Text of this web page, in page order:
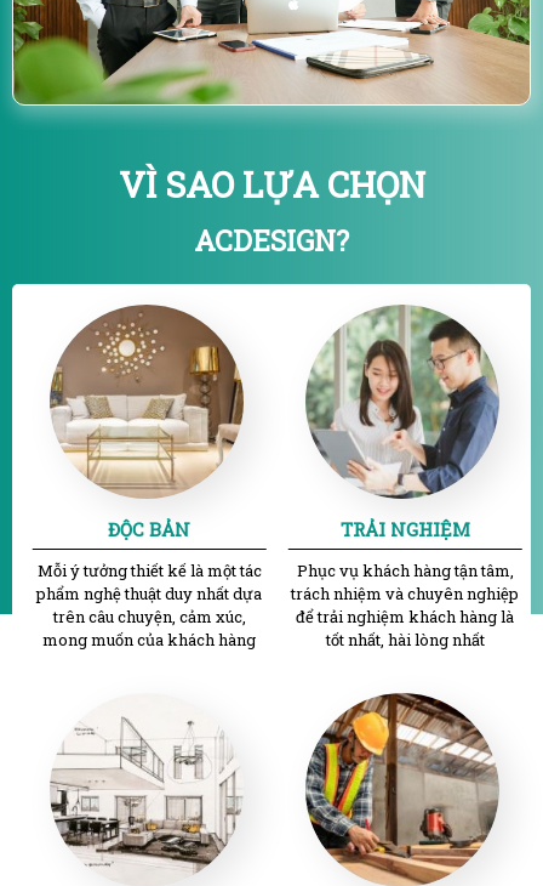
VÌ SAO LỰA CHỌN
ACDESIGN?
ĐỘC BẢN
Mỗi ý tưởng thiết kế là một tác
phẩm nghệ thuật duy nhất dựa
trên câu chuyện, cảm xúc,
mong muốn của khách hàng
TRẢI NGHIỆM
Phục vụ khách hàng tận tâm,
trách nhiệm và chuyên nghiệp
để trải nghiệm khách hàng là
tốt nhất, hài lòng nhất